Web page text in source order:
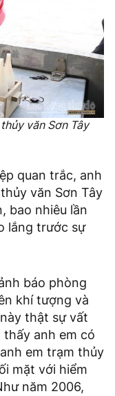
văn Sơn Tây
quan trắc, anh
văn Sơn Tây
bao nhiêu lần
lắng trước sự
báo phòng
khí tượng và
thật sự vất
anh em có
em trạm thủy
mặt với hiểm
năm 2006,